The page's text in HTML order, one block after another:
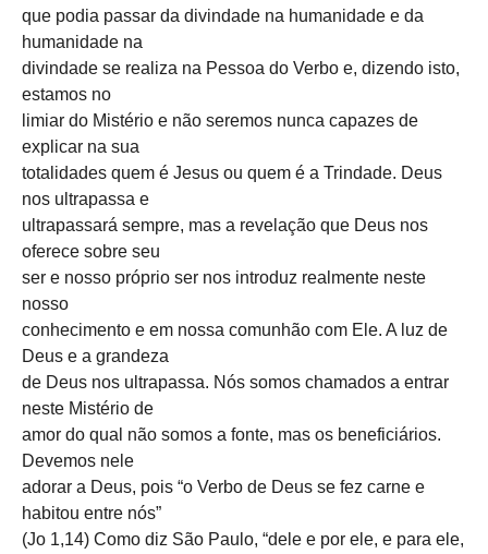
que podia passar da divindade na humanidade e da
humanidade na
divindade se realiza na Pessoa do Verbo e, dizendo isto,
estamos no
limiar do Mistério e não seremos nunca capazes de
explicar na sua
totalidades quem é Jesus ou quem é a Trindade. Deus
nos ultrapassa e
ultrapassará sempre, mas a revelação que Deus nos
oferece sobre seu
ser e nosso próprio ser nos introduz realmente neste
nosso
conhecimento e em nossa comunhão com Ele. A luz de
Deus e a grandeza
de Deus nos ultrapassa. Nós somos chamados a entrar
neste Mistério de
amor do qual não somos a fonte, mas os beneficiários.
Devemos nele
adorar a Deus, pois “o Verbo de Deus se fez carne e
habitou entre nós”
(Jo 1,14) Como diz São Paulo, “dele e por ele, e para ele,